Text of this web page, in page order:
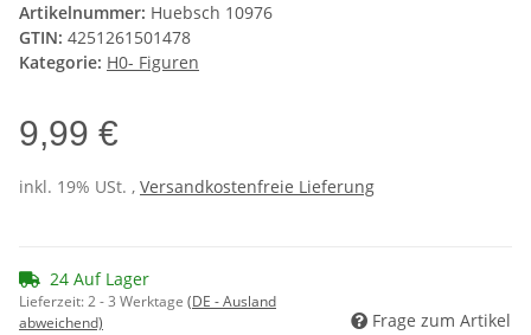
Artikelnummer: Huebsch 10976
GTIN: 4251261501478
Kategorie: H0- Figuren
9,99 €
inkl. 19% USt. , Versandkostenfreie Lieferung
24 Auf Lager
Lieferzeit:2 - 3 Werktage (DE - Ausland
abweichend)
Frage zum Artikel